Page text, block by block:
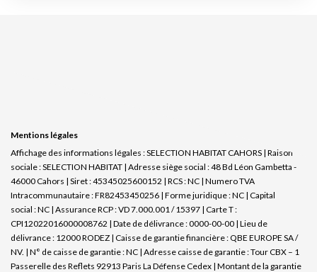
Mentions légales
Affichage des informations légales : SELECTION HABITAT CAHORS | Raison
sociale : SELECTION HABITAT | Adresse siège social : 48 Bd Léon Gambetta -
46000 Cahors | Siret : 45345025600152 | RCS : NC | Numero TVA
Intracommunautaire : FR82453450256 | Forme juridique : NC | Capital
social : NC | Assurance RCP : VD 7.000.001 / 15397 | Carte T :
CPI12022016000008762 | Date de délivrance : 0000-00-00 | Lieu de
délivrance : 12000 RODEZ | Caisse de garantie financière : QBE EUROPE SA /
NV. | N° de caisse de garantie : NC | Adresse caisse de garantie : Tour CBX – 1
Passerelle des Reflets 92913 Paris La Défense Cedex | Montant de la garantie